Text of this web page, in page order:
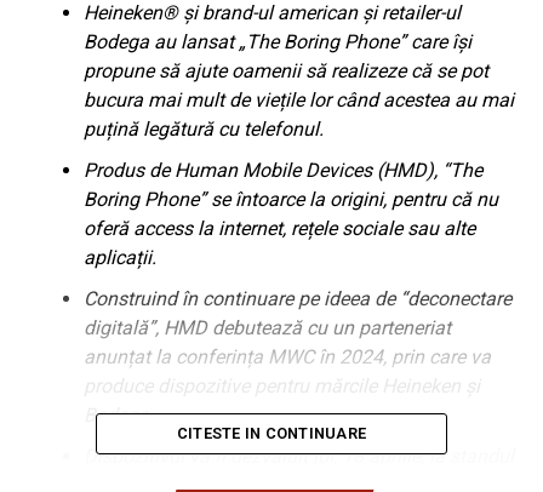
Heineken® și brand-ul american și retailer-ul
Bodega au lansat „The Boring Phone” care își
propune să ajute oamenii să realizeze că se pot
bucura mai mult de viețile lor când acestea au mai
puțină legătură cu telefonul.
Produs de Human Mobile Devices (HMD), “The
Boring Phone” se întoarce la origini, pentru că nu
oferă access la internet, rețele sociale sau alte
aplicații.
Construind în continuare pe ideea de “deconectare
digitală”, HMD debutează cu un parteneriat
anunțat la conferința MWC în 2024, prin care va
produce dispozitive pentru mărcile Heineken și
Bodega.
Dispozitivul va fi dezvăluit joi, 18 aprilie, la standul
“pop-up” al celor de la Bodega în cadrul Milan
CITESTE IN CONTINUARE